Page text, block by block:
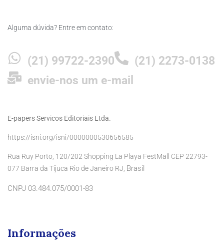
Alguma dúvida? Entre em contato:
(21) 99722-2390
(21) 2273-0138
envie-nos um e-mail
E-papers Servicos Editoriais Ltda.
https://isni.org/isni/0000000530656585
Rua Ruy Porto, 120/202 Shopping La Playa FestMall CEP 22793-
077 Barra da Tijuca Rio de Janeiro RJ, Brasil
CNPJ 03.484.075/0001-83
Informações